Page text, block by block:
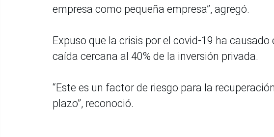
empresa como pequeña empresa”, agregó.
Expuso que la crisis por el covid-19 ha
caída cercana al 40% de la inversión privada.
“Este es un factor de riesgo para la
plazo”, reconoció.